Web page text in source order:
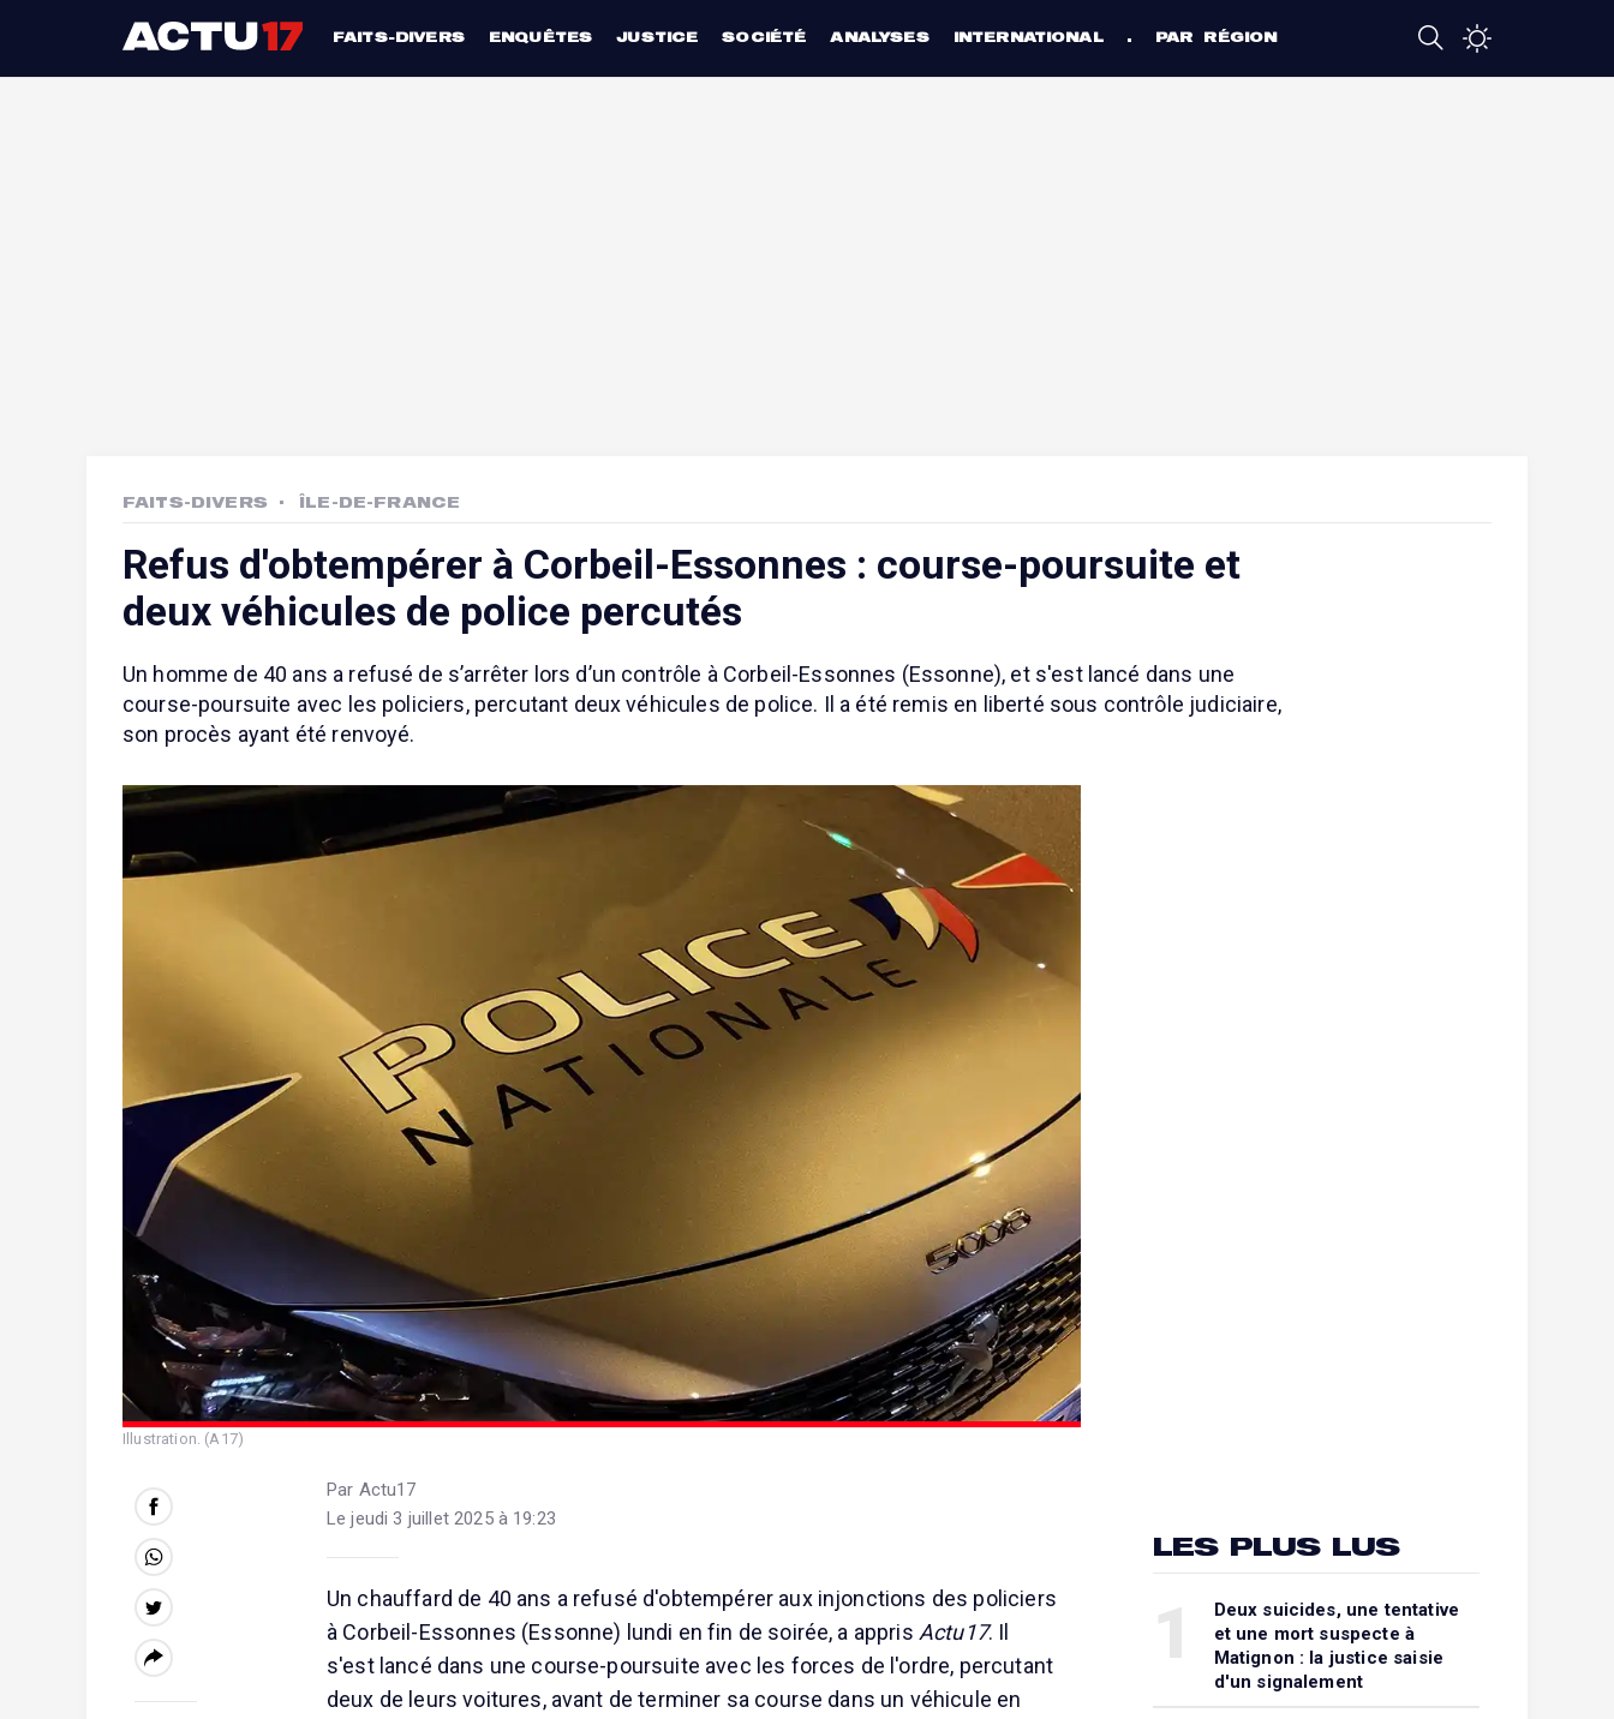
FAITS-DIVERS ENQUÊTES JUSTICE SOCIÉTÉ ANALYSES INTERNATIONAL PAR RÉGION
FAITS-DIVERS ÎLE-DE-FRANCE
Refus d'obtempérer à Corbeil-Essonnes : course-poursuite et
deux véhicules de police percutés
Un homme de 40 ans a refusé de s’arrêter lors d’un contrôle à Corbeil-Essonnes (Essonne), et s'est lancé dans une
course-poursuite avec les policiers, percutant deux véhicules de police. Il a été remis en liberté sous contrôle judiciaire,
son procès ayant été renvoyé.
Illustration. (A17)
Par Actu17
Le jeudi 3 juillet 2025 à 19:23
Un chauffard de 40 ans a refusé d'obtempérer aux injonctions des policiers
à Corbeil-Essonnes (Essonne) lundi en fin de soirée, a appris Actu17. Il
s'est lancé dans une course-poursuite avec les forces de l'ordre, percutant
deux de leurs voitures, avant de terminer sa course dans un véhicule en
LES PLUS LUS
Deux suicides, une tentative
et une mort suspecte à
Matignon : la justice saisie
d'un signalement